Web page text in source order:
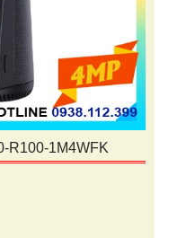
R100-1M4WFK